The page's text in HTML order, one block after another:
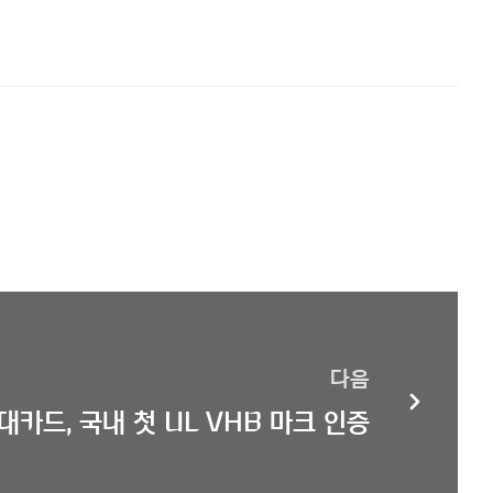
다음
카드, 국내 첫 UL VHB 마크 인증